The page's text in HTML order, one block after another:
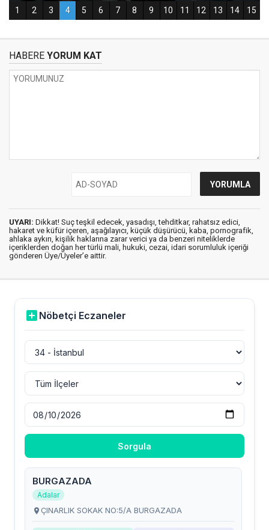
HABERE YORUM KAT
UYARI: Dikkat! Suç teşkil edecek, yasadışı, tehditkar, rahatsız edici,
hakaret ve küfür içeren, aşağılayıcı, küçük düşürücü, kaba, pornografik,
ahlaka aykırı, kişilik haklarına zarar verici ya da benzeri niteliklerde
içeriklerden doğan her türlü mali, hukuki, cezai, idari sorumluluk içeriği
gönderen Üye/Üyeler’e aittir.